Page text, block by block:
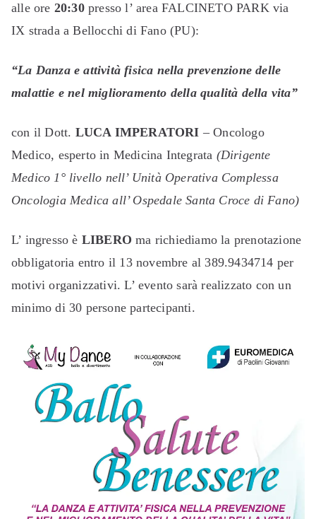
alle ore 20:30presso l’ area FALCINETO PARK via
IX strada a Bellocchi di Fano (PU):
“La Danza e attività fisica nella prevenzione delle
malattie e nel miglioramento della qualità della vita”
con il Dott. LUCA IMPERATORI – Oncologo
Medico, esperto in Medicina Integrata (Dirigente
Medico 1° livello nell’ Unità Operativa Complessa
Oncologia Medica all’ Ospedale Santa Croce di Fano)
L’ ingresso è LIBERO ma richiediamo la prenotazione
obbligatoria entro il 13 novembre al 389.9434714 per
motivi organizzativi. L’ evento sarà realizzato con un
minimo di 30 persone partecipanti.